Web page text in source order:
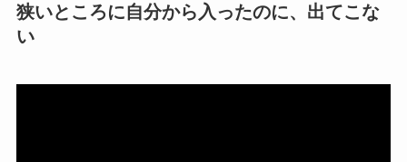
狭いところに自分から入ったのに、出てこな
い